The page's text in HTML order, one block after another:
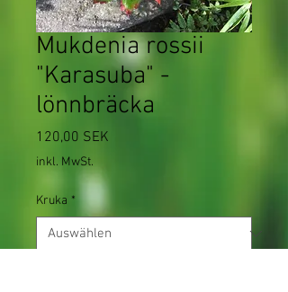
Mukdenia rossii
"Karasuba" -
lönnbräcka
120,00 SEK
inkl. MwSt.
Kruka *